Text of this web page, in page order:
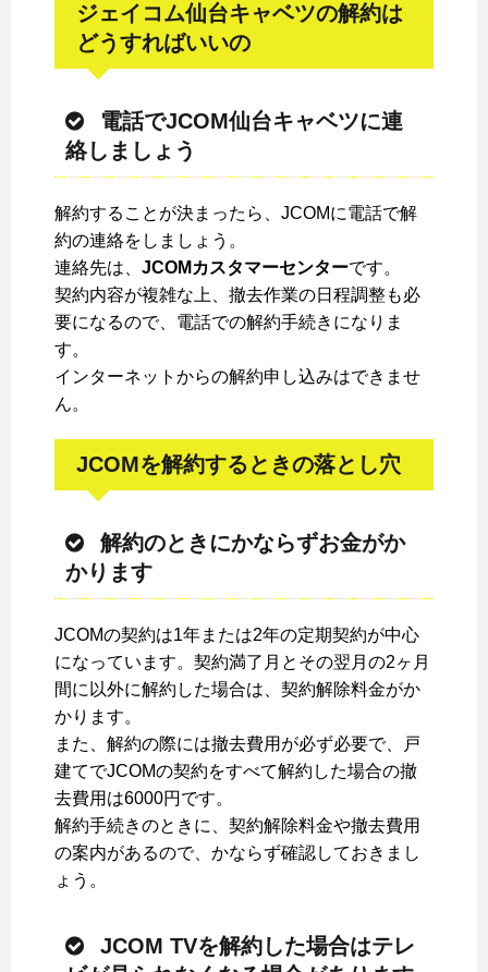
ジェイコム仙台キャベツの解約は
どうすればいいの
電話でJCOM仙台キャベツに連
絡しましょう
解約することが決まったら、JCOMに電話で解
約の連絡をしましょう。
連絡先は、 JCOMカスタマーセンターです。
契約内容が複雑な上、撤去作業の日程調整も必
要になるので、電話での解約手続きになりま
す。
インターネットからの解約申し込みはできませ
ん。
JCOMを解約するときの落とし穴
解約のときにかならずお金がか
かります
JCOMの契約は1年または2年の定期契約が中心
になっています。契約満了月とその翌月の2ヶ月
間に以外に解約した場合は、契約解除料金がか
かります。
また、解約の際には撤去費用が必ず必要で、戸
建てでJCOMの契約をすべて解約した場合の撤
去費用は6000円です。
解約手続きのときに、契約解除料金や撤去費用
の案内があるので、かならず確認しておきまし
ょう。
JCOM TVを解約した場合はテレ